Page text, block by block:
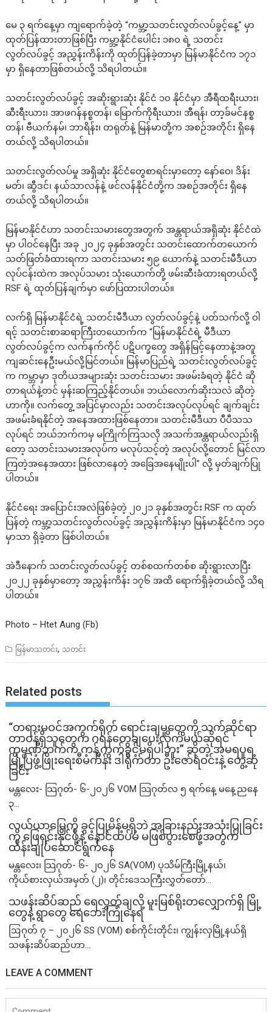
မေ ၃ ရက်နေ့မှာ ကျရောက်ခဲ့တဲ့ “ကမ္ဘာ့သတင်းလွတ်လပ်ခွင့်နေ့” မှာ
ထုတ်ပြန်ထားတာဖြစ်ပြီး ကမ္ဘာ့နိုင်ငံပေါင်း ၁၈၀ ရဲ့ သတင်း
လွတ်လပ်ခွင့် အညွှန်းကိန်းကို ထုတ်ပြန်ခဲ့တာမှာ မြန်မာနိုင်ငံက ၁၇၁
မှာ ရှိနေတာဖြစ်တယ်လို့ သိရပါတယ်။
သတင်းလွတ်လပ်ခွင့် အဆိုးရွားဆုံး နိုင်ငံ ၁၀ နိုင်ငံမှာ အီရီထရီးယား၊
ဆီးရီးယား၊ အာဖဂန်နစ္စတန်၊ မြောက်ကိုရီးယား၊ အီရန်၊ တာ့ခ်မင်နစ္စ
တန်၊ ဗီယက်နမ်၊ ဘာရိန်း၊ တရုတ်နဲ့ မြန်မာတို့က အစဉ်အတိုင်း ရှိနေ
တယ်လို့ သိရပါတယ်။
သတင်းလွတ်လပ်မှု အရှိဆုံး နိုင်ငံတွေစာရင်းမှာတော့ နော်ဝေ၊ ဒိန်း
မတ်၊ ဆွီဒင်၊ နယ်သာလန်နဲ့ ဖင်လန်နိုင်ငံတို့က အစဉ်အတိုင်း ရှိနေ
တယ်လို့ သိရပါတယ်။
မြန်မာနိုင်ငံဟာ သတင်းသမားတွေအတွက် အန္တရာယ်အရှိဆုံး နိုင်ငံထဲ
မှာ ပါဝင်နေပြီး အခု ၂၀၂၄ ခုနှစ်အတွင်း သတင်းထောက်တယောက်
သတ်ဖြတ်ခံထားရကာ သတင်းသမား ၅၉ ယောက်နဲ့ သတင်းမီဒီယာ
လုပ်ငန်းထဲက အလုပ်သမား သုံးယောက်တို့ ဖမ်းဆီးခံထားရတယ်လို့
RSF ရဲ့ ထုတ်ပြန်ချက်မှာ ဖော်ပြထားပါတယ်။
လက်ရှိ မြန်မာနိုင်ငံရဲ့ သတင်းမီဒီယာ လွတ်လပ်ခွင့်နဲ့ ပတ်သက်လို့ ဝါ
ရင့် သတင်းစာဆရာကြီးတယောက်က “မြန်မာနိုင်ငံရဲ့ မီဒီယာ
လွတ်လပ်ခွင့်က လက်နက်ကိုင် ပဋိပက္ခတွေ အရှိန်မြင့်နေတာနဲ့အတူ
ကျဆင်းနေဦးမယ်လို့မြင်တယ်။ မြန်မာပြည်ရဲ့ သတင်းလွတ်လပ်ခွင့်
က ကမ္ဘာမှာ ဒုတိယအများဆုံး သတင်းသမား အဖမ်းခံရတဲ့ နိုင်ငံ ဆို
တာရယ်နဲ့တင် မှန်းဆကြည့်နိုင်တယ်။ ဘယ်လောက်ဆိုးသလဲ ဆိုတဲ့
ဟာကို။ လက်တွေ့ အပြင်မှာလည်း သတင်းအလုပ်လုပ်ရင် ချက်ချင်း
အဖမ်းခံရနိုင်တဲ့ အနေအထားဖြစ်နေတာ။ သတင်းမီဒီယာ ပီပီသသ
လုပ်ရင် ဘယ်ဘက်ကမှ မကြိုက်ကြသလို အသက်အန္တရာယ်လည်းရှိ
တော့ သတင်းသမားအလုပ်က မလုပ်သင့်တဲ့ အလုပ်လို့တောင် မြင်လာ
ကြတဲ့အနေအထား ဖြစ်လာနေတဲ့ အခြေအနေမျိုးပါ” လို့ မှတ်ချက်ပြု
ပါတယ်။
နိုင်ငံရေး အပြောင်းအလဲဖြစ်ခဲ့တဲ့ ၂၀၂၁ ခုနှစ်အတွင်း RSF က ထုတ်
ပြန်တဲ့ ကမ္ဘာ့သတင်းလွတ်လပ်ခွင့် အညွှန်းကိန်းမှာ မြန်မာနိုင်ငံက ၁၄၀
မှာသာ ရှိခဲ့တာ ဖြစ်ပါတယ်။
အဲဒီနောက် သတင်းလွတ်လပ်ခွင့် တစ်စထက်တစ်စ ဆိုးရွားလာပြီး
၂၀၂၂ ခုနှစ်မှာတော့ အညွှန်းကိန်း ၁၇၆ အထိ ရောက်ရှိခဲ့တယ်လို့ သိရ
ပါတယ်။
Photo – Htet Aung (Fb)
မြန်မာသတင်း, သတင်း
Related posts
“တရားမဝင်အကွက်ရိုက် ရောင်းချမှုတွေကို သက်ဆိုင်ရာ
တာဝန်ရှိသူတွေက ဂရန်တွေချပေးလိုက်မယ်ဆိုရင်
ကုမ္ပဏီဘက်က ကန့်ကွက်ခွင့်မရှိပါဘူး” ဆိုတဲ့ အမရပူရ
မြို့ပြဖွံ့ဖြိုးရေးစီမံကိန်း ဒါရိုက်တာ ဦးဇော်ရဲဝင်းနဲ့ တွေ့ဆုံ
ခြင်း
မန္တလေး- သြဂုတ်- ၆-၂၀၂၆ VOM သြဂုတ်လ ၅ ရက်နေ့ မနေ့ညနေ
၃...
လယ်ယာမြေကို ခွင့်ပြုမိန့်မရှိဘဲ အခြားနည်းအသုံးပြုခြင်း
ကို ဖြေရှင်းနိုင်ဖို့နဲ့ နောင်ထပ်မံ မဖြစ်ပွားစေဖို့အတွက်
ထိန်းချုပ်ဆောင်ရွက်နေ
မန္တလေး၊ သြဂုတ်- ၆- ၂၀၂၆ SA(VOM) ပုသိမ်ကြီးမြို့နယ်၊
ကိုယ်စားလှယ်အမှတ် (၂)၊ တိုင်းဒေသကြီးလွှတ်တော်...
သဖန်းဆိပ်ဆည် ရေလွှတ်ချလို့ မူးမြစ်ရိုးတလျှောက်ရှိ မြို့
တွေနဲ့ ရွာတွေ ရေဘေးကြုံနေရ
ဩဂုတ် ၇ – ၂၀၂၆ SS (VOM) စစ်ကိုင်းတိုင်း၊ ကျွန်းလှမြို့နယ်ရှိ
သဖန်းဆိပ်ဆည်ဟာ...
LEAVE A COMMENT